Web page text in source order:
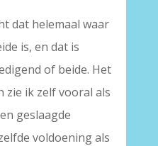
dat helemaal waar
is, en dat is
of beide. Het
zie ik zelf vooral als
geslaagde
voldoening als